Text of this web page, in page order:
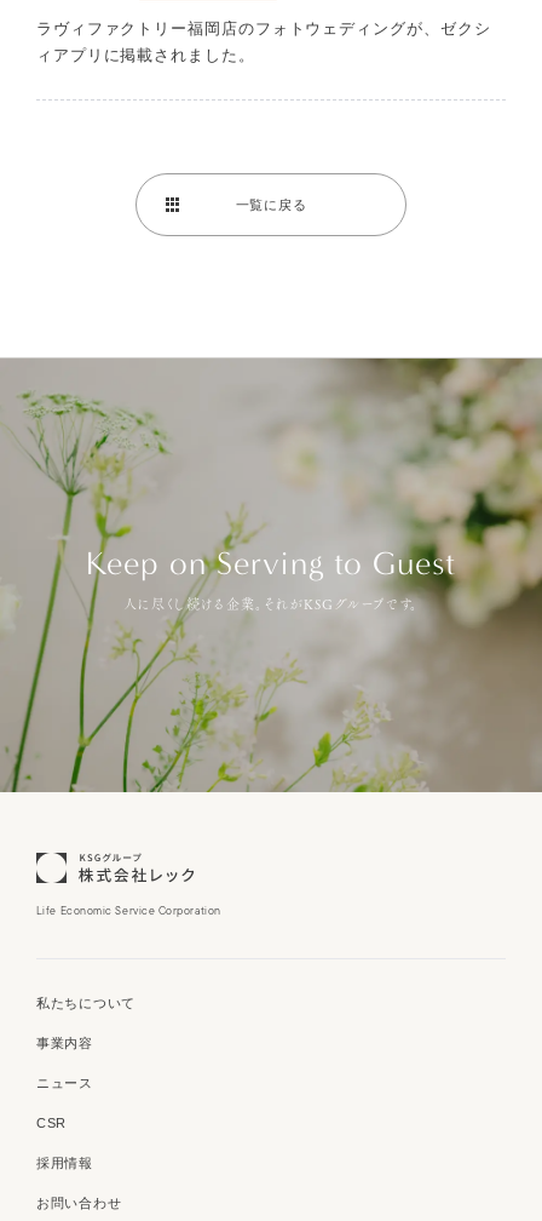
ラヴィファクトリー福岡店のフォトウェディングが、ゼクシ
ィアプリに掲載されました。
一覧に戻る
Keep on Serving to Guest
人に尽くし続ける企業。それがKSGグループです。
Life Economic Service Corporation
私たちについて
事業内容
ニュース
CSR
採用情報
お問い合わせ